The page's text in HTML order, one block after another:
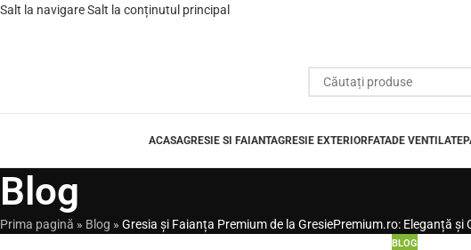
Salt la navigareSalt la conținutul principal
ACASAGRESIE SI FAIANTAGRESIE EXTERIORFATADE VENTILATE
Blog
Prima pagină » Blog » Gresia și Faianța Premium de la GresiePremium.ro: Eleganță și
BLOG